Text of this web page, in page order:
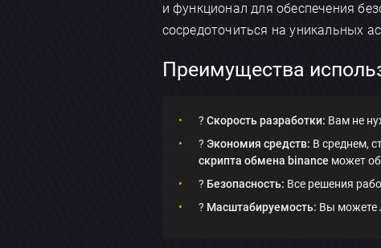
и функционал для обеспечения
сосредоточиться на уникальных
Преимущества
? Скорость разработки: Вам не
? Экономия средств: В среднем,
скрипта обмена binance может
? Безопасность: Все решения
? Масштабируемость: Вы можете